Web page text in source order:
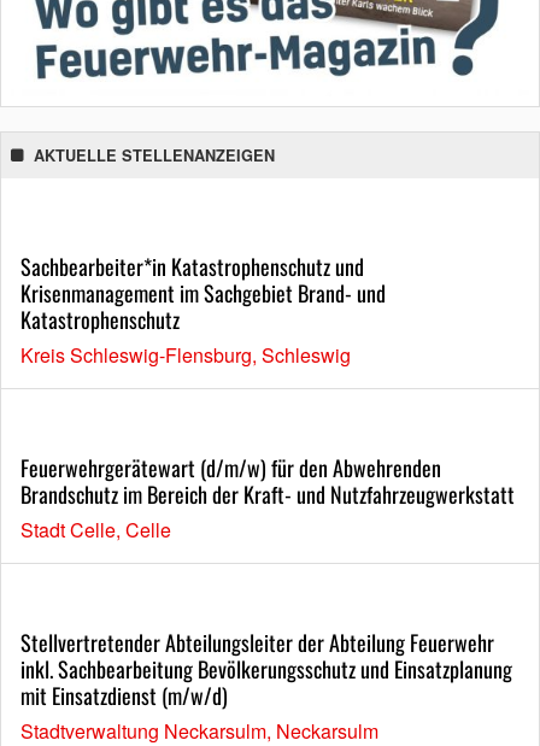
AKTUELLE STELLENANZEIGEN
Sachbearbeiter*in Katastrophenschutz und
Krisenmanagement im Sachgebiet Brand- und
Katastrophenschutz
Kreis Schleswig-Flensburg, Schleswig
Feuerwehrgerätewart (d/m/w) für den Abwehrenden
Brandschutz im Bereich der Kraft- und Nutzfahrzeugwerkstatt
Stadt Celle, Celle
Stellvertretender Abteilungsleiter der Abteilung Feuerwehr
inkl. Sachbearbeitung Bevölkerungsschutz und Einsatzplanung
mit Einsatzdienst (m/w/d)
Stadtverwaltung Neckarsulm, Neckarsulm